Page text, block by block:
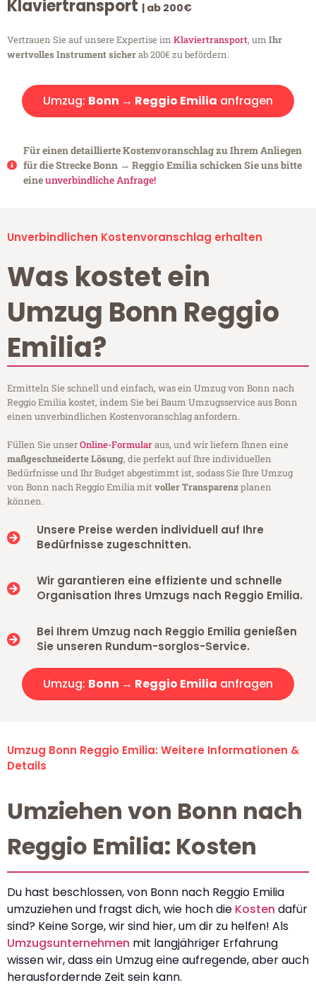
Klaviertransport | ab 200€
Vertrauen Sie auf unsere Expertise im Klaviertransport, um Ihr
wertvolles Instrument sicherab 200€ zu befördern.
Umzug: Bonn → Reggio Emilia anfragen
Für einen detaillierte Kostenvoranschlag zu Ihrem Anliegen
für die Strecke Bonn → Reggio Emilia schicken Sie uns bitte
eineunverbindliche Anfrage!
Unverbindlichen Kostenvoranschlag erhalten
Was kostet ein
Umzug Bonn Reggio
Emilia?
Ermitteln Sie schnell und einfach, was ein Umzug von Bonn nach
Reggio Emilia kostet, indem Sie bei Baum Umzugsservice aus Bonn
einen unverbindlichen Kostenvoranschlag anfordern.
Füllen Sie unserOnline-Formularaus, und wir liefern Ihnen eine
maßgeschneiderte Lösung, die perfekt auf Ihre individuellen
Bedürfnisse und Ihr Budget abgestimmt ist, sodass Sie Ihre Umzug
von Bonn nach Reggio Emilia mitvoller Transparenzplanen
können.
Unsere Preise werden individuell auf Ihre
Bedürfnisse zugeschnitten.
Wir garantieren eine effiziente und schnelle
Organisation Ihres Umzugs nach Reggio Emilia.
Bei Ihrem Umzug nach Reggio Emilia genießen
Sie unseren Rundum-sorglos-Service.
Umzug: Bonn → Reggio Emilia anfragen
Umzug Bonn Reggio Emilia: Weitere Informationen &
Details
Umziehen von Bonn nach
Reggio Emilia: Kosten
Du hast beschlossen, von Bonn nach Reggio Emilia
umzuziehen und fragst dich, wie hoch die Kosten dafür
sind? Keine Sorge, wir sind hier, um dir zu helfen! Als
Umzugsunternehmen mit langjähriger Erfahrung
wissen wir, dass ein Umzug eine aufregende, aber auch
herausfordernde Zeit sein kann.